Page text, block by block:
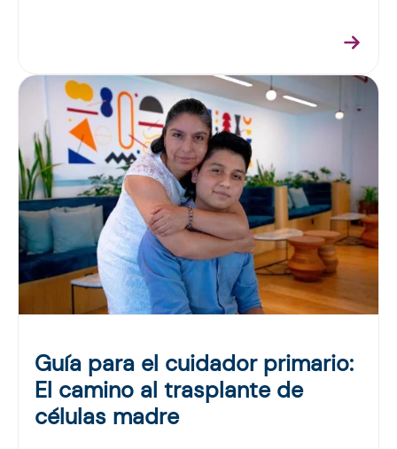
Guía para el cuidador primario:
El camino al trasplante de
células madre